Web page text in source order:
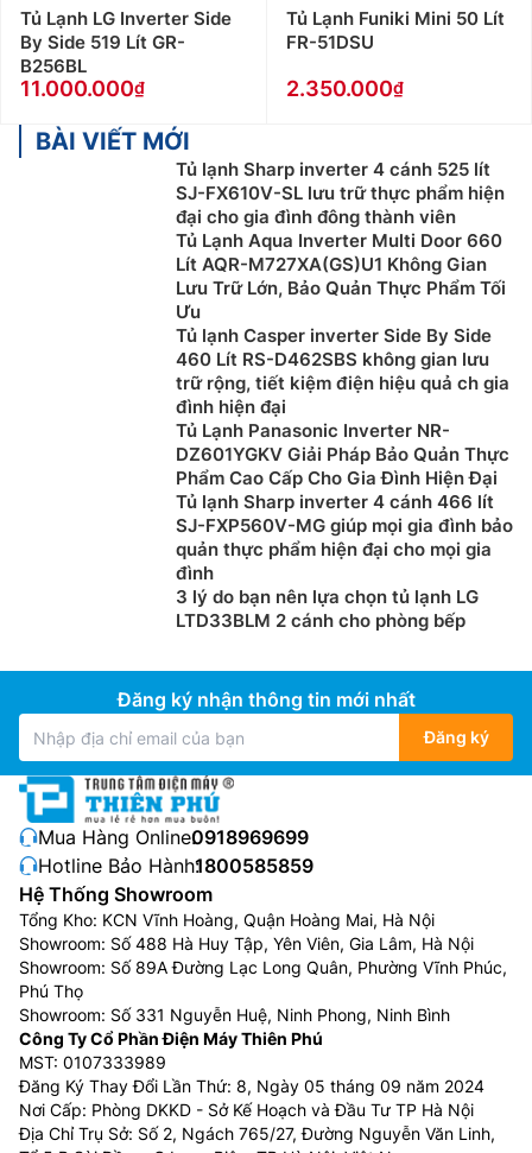
Tủ Lạnh LG Inverter Side
By Side 519 Lít GR-
B256BL
11.000.000
Tủ Lạnh Funiki Mini 50 Lít
FR-51DSU
2.350.000
BÀI VIẾT MỚI
Tủ lạnh Sharp inverter 4 cánh 525 lít
SJ-FX610V-SL lưu trữ thực phẩm hiện
đại cho gia đình đông thành viên
Tủ Lạnh Aqua Inverter Multi Door 660
Lít AQR-M727XA(GS)U1 Không Gian
Lưu Trữ Lớn, Bảo Quản Thực Phẩm Tối
Ưu
Tủ lạnh Casper inverter Side By Side
460 Lít RS-D462SBS không gian lưu
trữ rộng, tiết kiệm điện hiệu quả ch gia
đình hiện đại
Tủ Lạnh Panasonic Inverter NR-
DZ601YGKV Giải Pháp Bảo Quản Thực
Phẩm Cao Cấp Cho Gia Đình Hiện Đại
Tủ lạnh Sharp inverter 4 cánh 466 lít
SJ-FXP560V-MG giúp mọi gia đình bảo
quản thực phẩm hiện đại cho mọi gia
đình
3 lý do bạn nên lựa chọn tủ lạnh LG
LTD33BLM 2 cánh cho phòng bếp
Đăng ký nhận thông tin mới nhất
Đăng ký
Mua Hàng Online:0918969699
Hotline Bảo Hành:1800585859
Hệ Thống Showroom
Tổng Kho: KCN Vĩnh Hoàng, Quận Hoàng Mai, Hà Nội
Showroom: Số 488 Hà Huy Tập, Yên Viên, Gia Lâm, Hà Nội
Showroom: Số 89A Đường Lạc Long Quân, Phường Vĩnh Phúc,
Phú Thọ
Showroom: Số 331 Nguyễn Huệ, Ninh Phong, Ninh Bình
Công Ty Cổ Phần Điện Máy Thiên Phú
MST: 0107333989
Đăng Ký Thay Đổi Lần Thứ: 8, Ngày 05 tháng 09 năm 2024
Nơi Cấp: Phòng DKKD - Sở Kế Hoạch và Đầu Tư TP Hà Nội
Địa Chỉ Trụ Sở: Số 2, Ngách 765/27, Đường Nguyễn Văn Linh,